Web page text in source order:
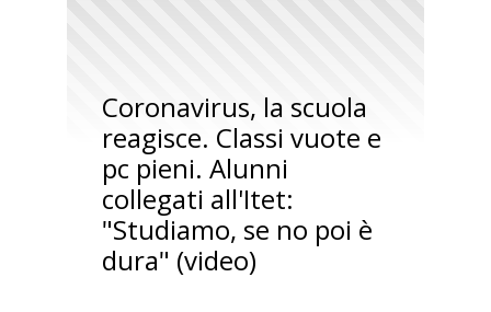
Coronavirus, la scuola
reagisce. Classi vuote e
pc pieni. Alunni
collegati all'Itet:
"Studiamo, se no poi è
dura" (video)